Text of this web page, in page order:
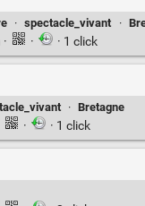
· spectacle_vivant ·
· · · 1 click
· Bretagne
· · 1 click